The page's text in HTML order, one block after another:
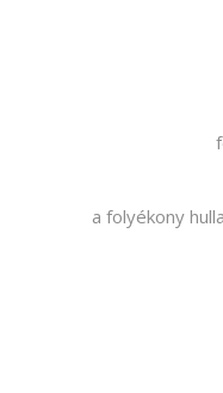
a folyékony